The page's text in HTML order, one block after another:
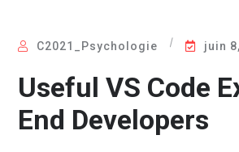
C2021_Psychologie juin
Useful VS Code
End Developers